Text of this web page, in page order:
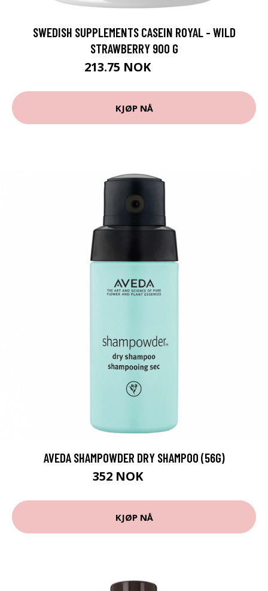
SWEDISH SUPPLEMENTS CASEIN ROYAL - WILD
STRAWBERRY 900 G
213.75 NOK
KJØP NÅ
AVEDA SHAMPOWDER DRY SHAMPOO (56G)
352 NOK
KJØP NÅ